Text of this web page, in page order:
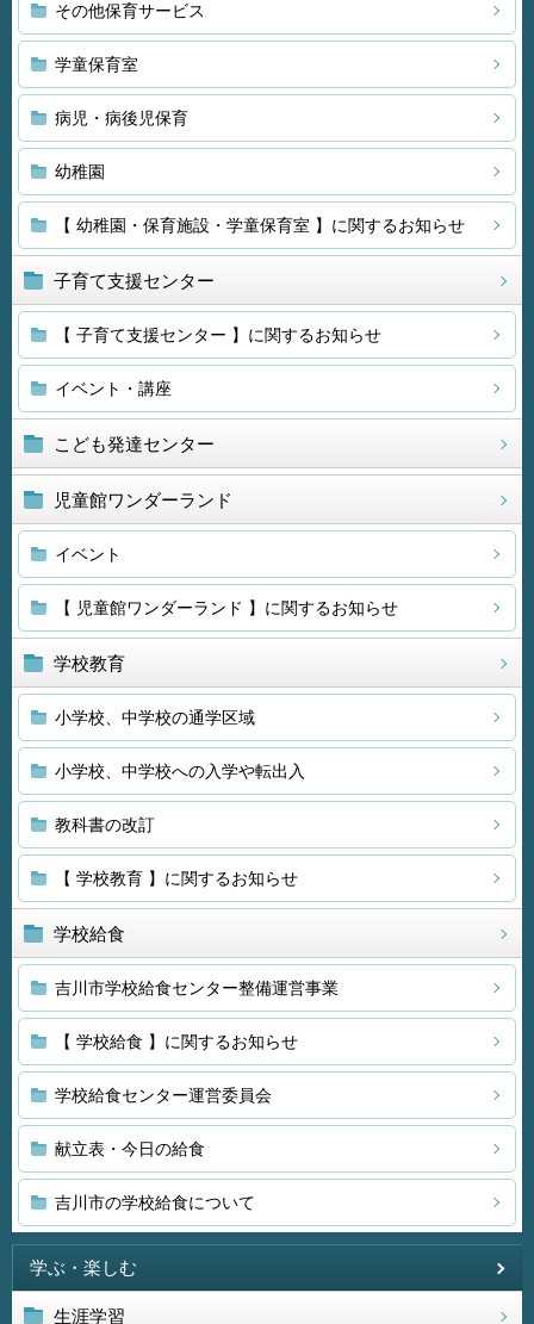
その他保育サービス
学童保育室
病児・病後児保育
幼稚園
【 幼稚園・保育施設・学童保育室 】に関するお知らせ
子育て支援センター
【 子育て支援センター 】に関するお知らせ
イベント・講座
こども発達センター
児童館ワンダーランド
イベント
【 児童館ワンダーランド 】に関するお知らせ
学校教育
小学校、中学校の通学区域
小学校、中学校への入学や転出入
教科書の改訂
【 学校教育 】に関するお知らせ
学校給食
吉川市学校給食センター整備運営事業
【 学校給食 】に関するお知らせ
学校給食センター運営委員会
献立表・今日の給食
吉川市の学校給食について
学ぶ・楽しむ
生涯学習